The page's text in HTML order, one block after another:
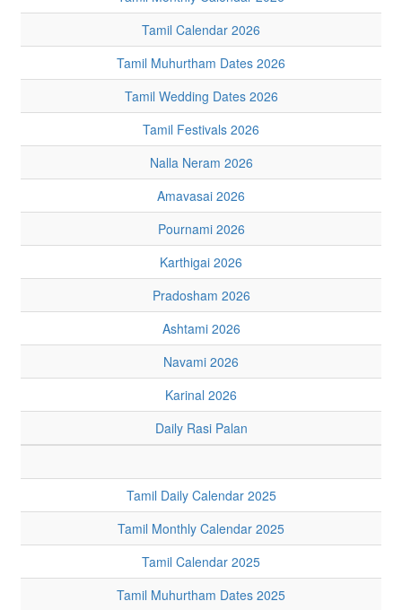
Tamil Calendar 2026
Tamil Muhurtham Dates 2026
Tamil Wedding Dates 2026
Tamil Festivals 2026
Nalla Neram 2026
Amavasai 2026
Pournami 2026
Karthigai 2026
Pradosham 2026
Ashtami 2026
Navami 2026
Karinal 2026
Daily Rasi Palan
Tamil Daily Calendar 2025
Tamil Monthly Calendar 2025
Tamil Calendar 2025
Tamil Muhurtham Dates 2025